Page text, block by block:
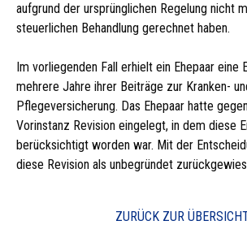
aufgrund der ursprünglichen Regelung nicht
steuerlichen Behandlung gerechnet haben.
Im vorliegenden Fall erhielt ein Ehepaar eine
mehrere Jahre ihrer Beiträge zur Kranken-
Pflegeversicherung. Das Ehepaar hatte
Vorinstanz Revision eingelegt, in dem diese
berücksichtigt worden war. Mit der
diese Revision als unbegründet
ZURÜCK ZUR